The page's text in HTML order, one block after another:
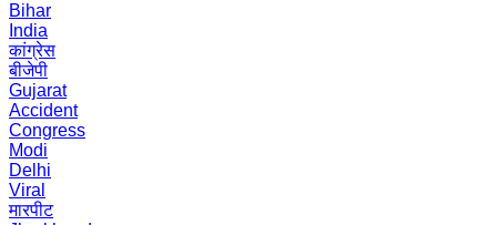
Bihar
India
कांग्रेस
बीजेपी
Gujarat
Accident
Congress
Modi
Delhi
Viral
मारपीट